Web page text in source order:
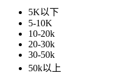
5K以下
5-10K
10-20k
20-30k
30-50k
50k以上